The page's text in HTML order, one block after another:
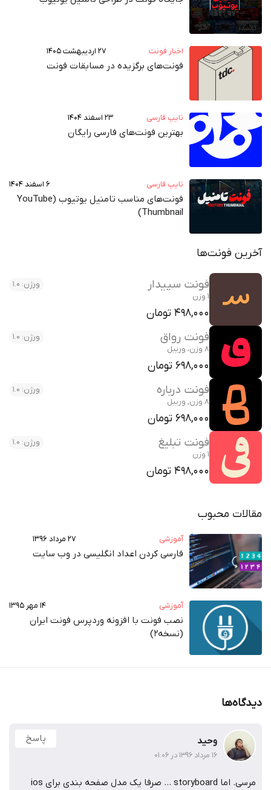
اخبار فونت ۲۷ اردیبهشت ۱۴۰۵
فونت‌های برگزیده در مسابقات فونت
تایپ فارسی ۲۳ اسفند ۱۴۰۴
بهترین فونت‌های فارسی رایگان
تایپ فارسی ۶ اسفند ۱۴۰۴
فونت‌های مناسب تامنیل یوتیوب (YouTube
Thumbnail)
آخرین فونت‌ها
فونت سپیدار
ورژن: 1.0
1 وزن
498,000 تومان
فونت رواق
ورژن: 1.0
8 وزن، وریبل
698,000 تومان
فونت درباره
ورژن: 1.0
8 وزن, وریبل
698,000 تومان
فونت تبلیغ
ورژن: 1.0
1 وزن
498,000 تومان
مقالات محبوب
آموزشی ۲۷ مرداد ۱۳۹۶
فارسی کردن اعداد انگلیسی در وب‌ سایت
آموزشی ۱۴ مهر ۱۳۹۵
نصب فونت با افزونه وردپرس فونت ایران
(نسخه2)
دیدگاه‌ها
وحید
۱۶ مرداد ۱۳۹۶ در ۰۱:۰۶
پاسخ
مرسی. اما storyboard … صرفا یک مدل صفحه بندی برای ios